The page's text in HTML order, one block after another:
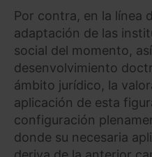
Por contra, en la línea
adaptación de las
social del momento,
desenvolvimiento
ámbito jurídico, la
aplicación de esta
configuración
donde su necesaria